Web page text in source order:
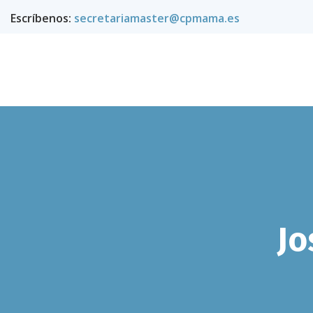
Escríbenos: secretariamaster@cpmama.es